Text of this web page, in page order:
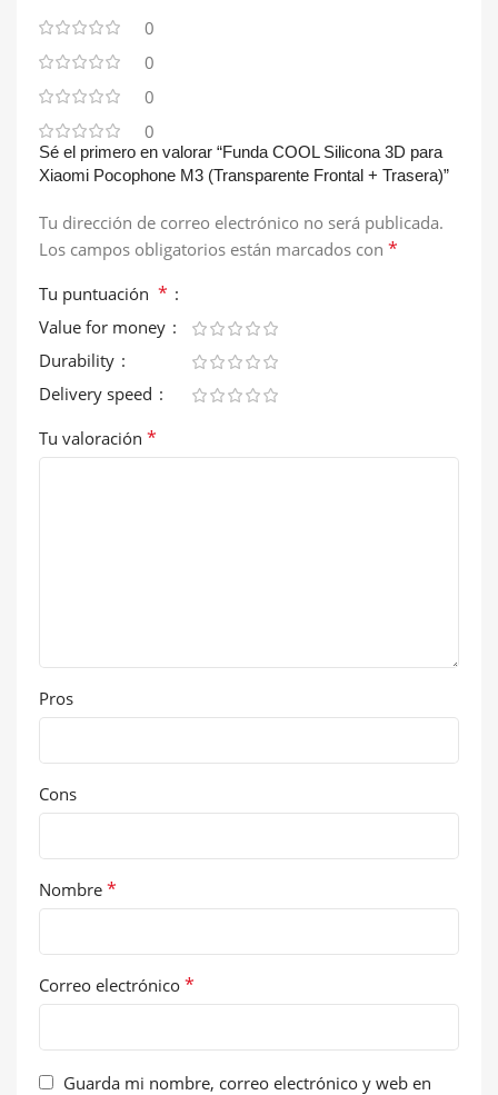
0
0
0
0
Sé el primero en valorar “Funda COOL Silicona 3D para
Xiaomi Pocophone M3 (Transparente Frontal + Trasera)”
Tu dirección de correo electrónico no será publicada.
Los campos obligatorios están marcados con *
Tu puntuación *
Value for money
Durability
Delivery speed
Tu valoración *
Pros
Cons
Nombre *
Correo electrónico *
Guarda mi nombre, correo electrónico y web en